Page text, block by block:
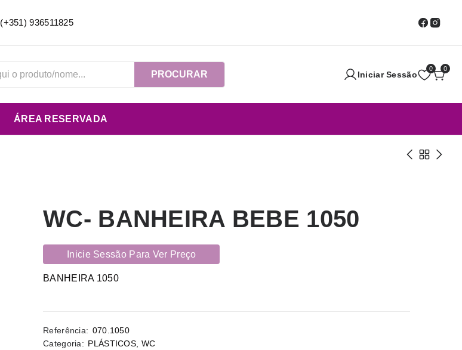
(+351) 936511825
PROCURAR Iniciar Sessão
0 0
ÁREA RESERVADA
WC- BANHEIRA BEBE 1050
Inicie Sessão Para Ver Preço
BANHEIRA 1050
Referência: 070.1050
Categoria: PLÁSTICOS WC